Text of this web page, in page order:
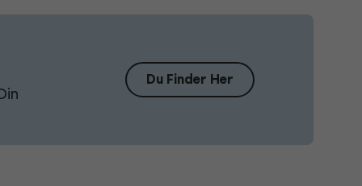
Du Finder Her